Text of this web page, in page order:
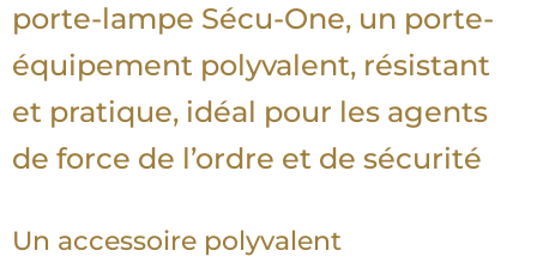
porte-lampe Sécu-One, un porte-
équipement polyvalent, résistant
et pratique, idéal pour les agents
de force de l’ordre et de sécurité
Un accessoire polyvalent